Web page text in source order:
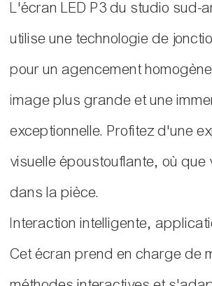
L'écran LED P3 du studio sud-
utilise une technologie de
pour un agencement
image plus grande et une
exceptionnelle. Profitez d'une
visuelle époustouflante, où que
dans la pièce.
Interaction intelligente,
Cet écran prend en charge de